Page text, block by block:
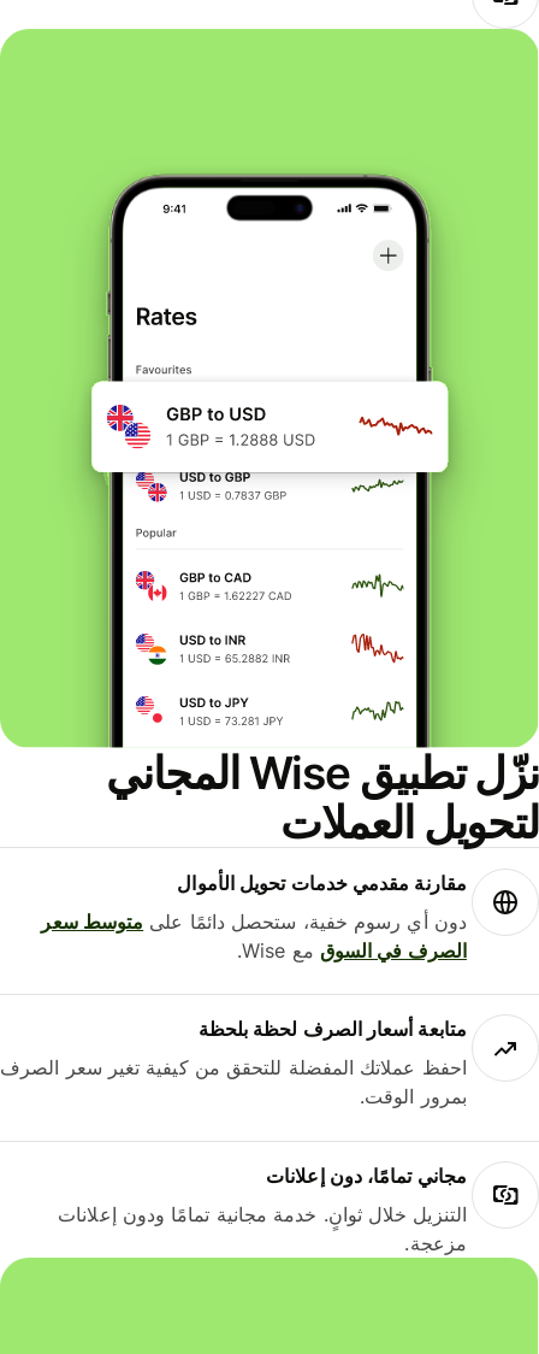
نزّل تطبيق Wise المجاني
العملات
مقارنة مقدمي خدمات تحويل الأموال
دون أي رسوم خفية، ستحصل دائمًا علىمتوسط ​​سعر
الصرف في السوقمع Wise.
متابعة أسعار الصرف لحظة بلحظة
احفظ عملاتك المفضلة للتحقق من كيفية تغير سعر الصرف
بمرور الوقت.
مجاني تمامًا، دون إعلانات
التنزيل خلال ثوانٍ. خدمة مجانية تمامًا ودون إعلانات
مزعجة.